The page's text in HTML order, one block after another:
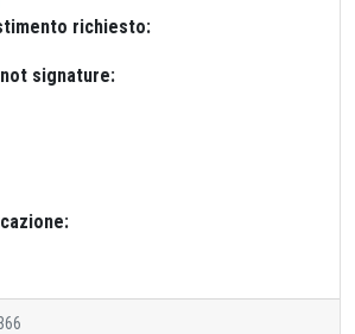
richiesto:
signature: